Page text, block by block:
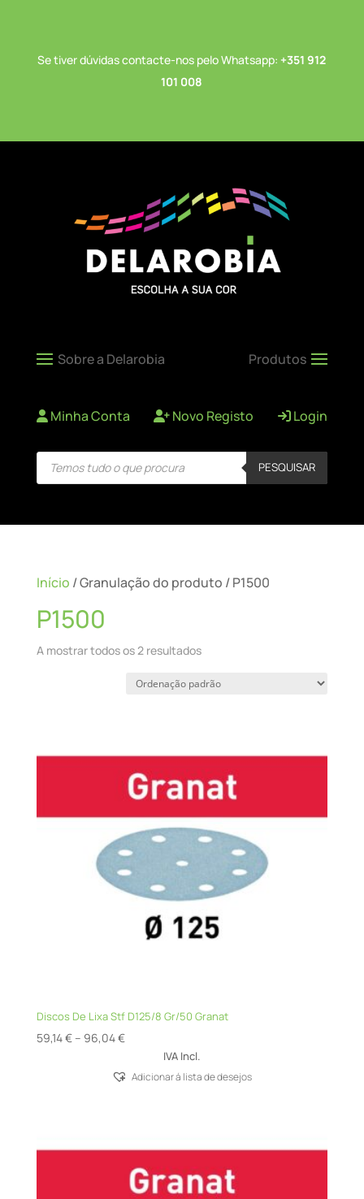
Se tiver dúvidas contacte-nos pelo Whatsapp: +351 912
101 008
Minha Conta Novo Registo Login
Products
search PESQUISAR
Início / Granulação do produto / P1500
P1500
A mostrar todos os 2 resultados
Discos De Lixa Stf D125/8 Gr/50 Granat
59,14€ – 96,04€Price
59,14 €
IVA Incl.
Adicionar á lista de desejos